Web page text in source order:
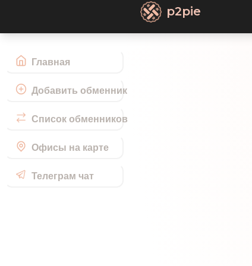
Главная
Добавить обменник
Список обменников
Офисы на карте
Телеграм чат
p2pie